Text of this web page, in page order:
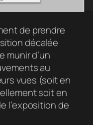
de prendre
décalée
munir d’un
au
vues (soit en
soit en
l’exposition de